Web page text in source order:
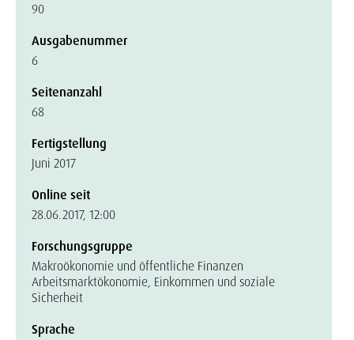
90
Ausgabenummer
6
Seitenanzahl
68
Fertigstellung
Juni 2017
Online seit
28.06.2017, 12:00
Forschungsgruppe
Makroökonomie und öffentliche Finanzen
Arbeitsmarktökonomie, Einkommen und soziale
Sicherheit
Sprache